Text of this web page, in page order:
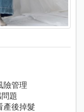
險管理
題
產後掉髮